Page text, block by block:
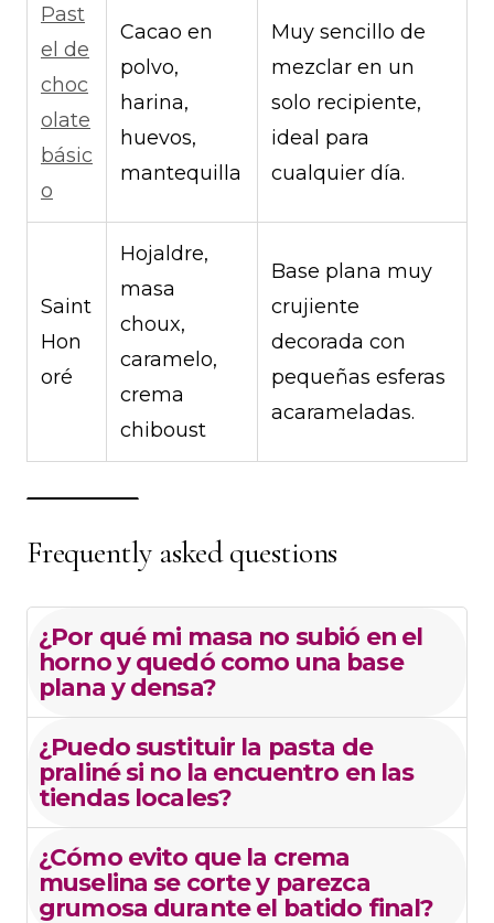
Past
el de
choc
olate
básic
o
Cacao en
polvo,
harina,
huevos,
mantequilla
Muy sencillo de
mezclar en un
solo recipiente,
ideal para
cualquier día.
Saint
Hon
oré
Hojaldre,
masa
choux,
caramelo,
crema
chiboust
Base plana muy
crujiente
decorada con
pequeñas esferas
acarameladas.
Frequently asked questions
¿Por qué mi masa no subió en el
horno y quedó como una base
plana y densa?
¿Puedo sustituir la pasta de
praliné si no la encuentro en las
tiendas locales?
¿Cómo evito que la crema
muselina se corte y parezca
grumosa durante el batido final?